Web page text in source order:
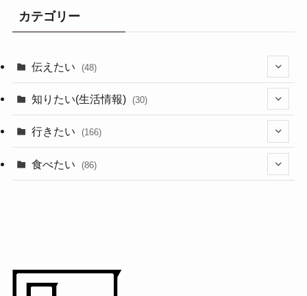
カテゴリー
伝えたい (48)
(44)
(1)
知りたい(生活情報) (30)
(10)
(11)
行きたい (166)
(18)
食べたい (86)